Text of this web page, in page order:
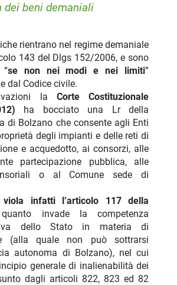
beni demaniali
rientrano nel regime demaniale
143 del Dlgs 152/2006, e sono
se non nei modi e nei limiti”
dal Codice civile.
la Corte Costituzionale
ha bocciato una Lr della
di Bolzano che consente agli Enti
degli impianti e delle reti di
e acquedotto, ai consorzi, alle
partecipazione pubblica, alle
o al Comune sede di
viola infatti l’articolo 117 della
invade la competenza
dello Stato in materia di
(alla quale non può sottrarsi
autonoma di Bolzano), nel cui
generale di inalienabilità dei
dagli articoli 822, 823 ed 82